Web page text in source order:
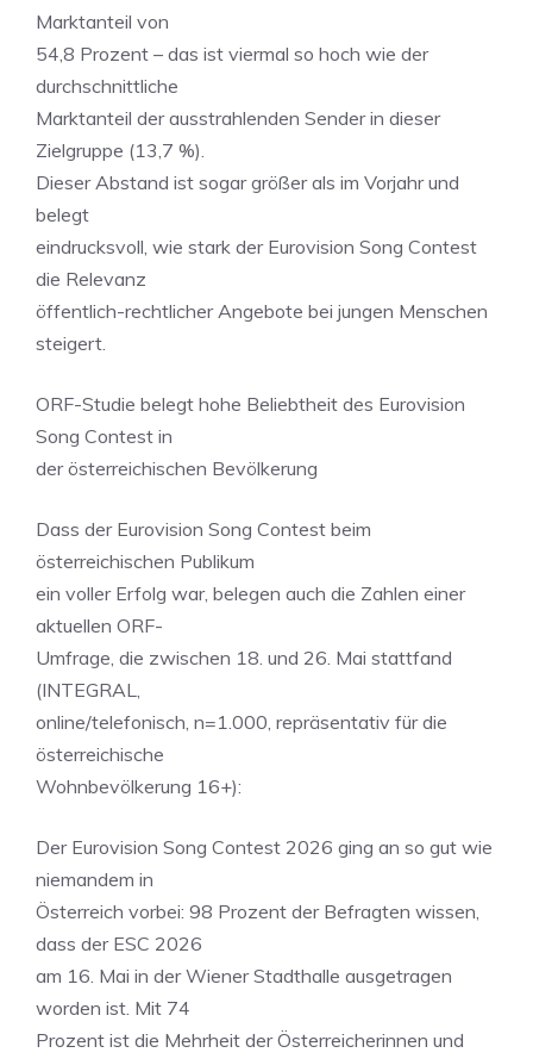
Marktanteil von
54,8 Prozent – das ist viermal so hoch wie der
durchschnittliche
Marktanteil der ausstrahlenden Sender in dieser
Zielgruppe (13,7 %).
Dieser Abstand ist sogar größer als im Vorjahr und
belegt
eindrucksvoll, wie stark der Eurovision Song Contest
die Relevanz
öffentlich-rechtlicher Angebote bei jungen Menschen
steigert.
ORF-Studie belegt hohe Beliebtheit des Eurovision
Song Contest in
der österreichischen Bevölkerung
Dass der Eurovision Song Contest beim
österreichischen Publikum
ein voller Erfolg war, belegen auch die Zahlen einer
aktuellen ORF-
Umfrage, die zwischen 18. und 26. Mai stattfand
(INTEGRAL,
online/telefonisch, n=1.000, repräsentativ für die
österreichische
Wohnbevölkerung 16+):
Der Eurovision Song Contest 2026 ging an so gut wie
niemandem in
Österreich vorbei: 98 Prozent der Befragten wissen,
dass der ESC 2026
am 16. Mai in der Wiener Stadthalle ausgetragen
worden ist. Mit 74
Prozent ist die Mehrheit der Österreicherinnen und